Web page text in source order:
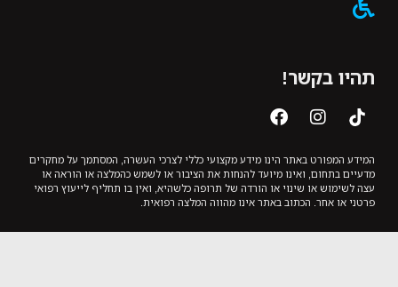
תהיו בקשר!
המידע המפורט באתר הינו מידע מקצועי כללי לצרכי העשרה, המסתמך על מחקרים
מדעיים בתחום, ואינו מיועד להנחות את הציבור או לשמש כהמלצה או הוראה או
עצה לשימוש או שינוי או הורדה של תרופה כלשהיא, ואין בו תחליף לייעוץ רפואי
פרטני או אחר. הכתוב באתר אינו מהווה המלצה רפואית.